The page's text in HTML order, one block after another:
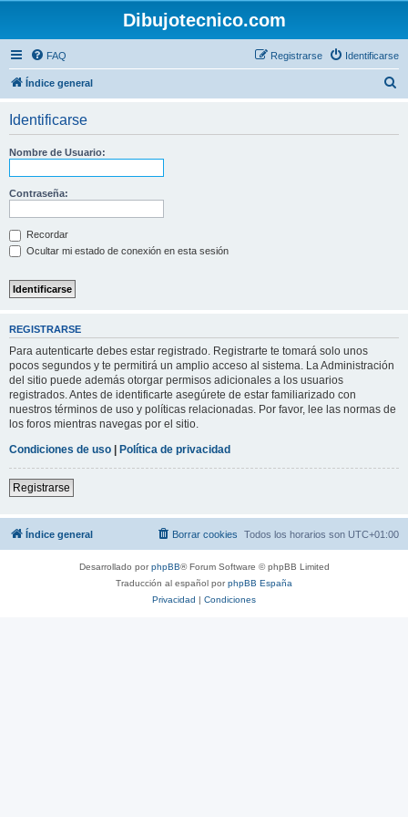
Dibujotecnico.com
FAQ Identificarse
Registrarse
Índice general
Identificarse
Nombre de Usuario:
Contraseña:
Recordar
Ocultar mi estado de conexión en esta sesión
REGISTRARSE
Para autenticarte debes estar registrado. Registrarte te tomará solo unos
pocos segundos y te permitirá un amplio acceso al sistema. La Administración
del sitio puede además otorgar permisos adicionales a los usuarios
registrados. Antes de identificarte asegúrete de estar familiarizado con
nuestros términos de uso y políticas relacionadas. Por favor, lee las normas de
los foros mientras navegas por el sitio.
Condiciones de uso | Política de privacidad
Registrarse
Índice general Todos los horarios son UTC+01:00
Borrar cookies
Desarrollado porphpBB® Forum Software © phpBB Limited
Traducción al español porphpBB España
Privacidad | Condiciones